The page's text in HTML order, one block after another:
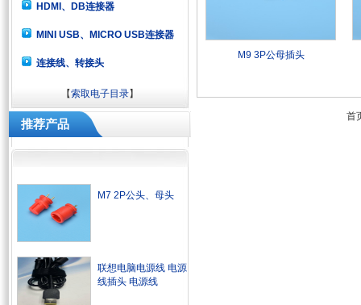
HDMI、DB连接器
MINI USB、MICRO USB连接器
连接线、转接头
【索取电子目录】
推荐产品
M7 2P公头、母头
联想电脑电源线 电源
线插头 电源线
M9 3P公母插头
首